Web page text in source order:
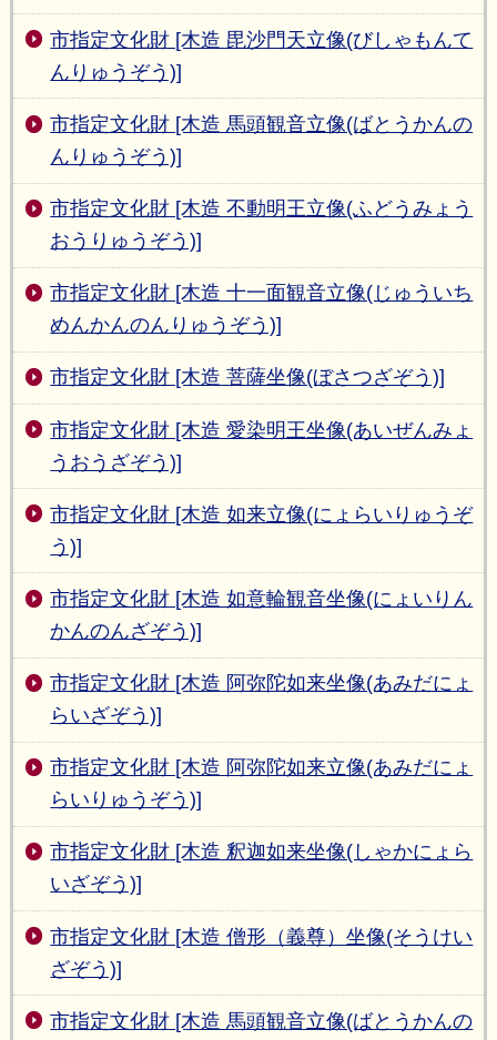
市指定文化財 [木造 毘沙門天立像(びしゃもんて
んりゅうぞう)]
市指定文化財 [木造 馬頭観音立像(ばとうかんの
んりゅうぞう)]
市指定文化財 [木造 不動明王立像(ふどうみょう
おうりゅうぞう)]
市指定文化財 [木造 十一面観音立像(じゅういち
めんかんのんりゅうぞう)]
市指定文化財 [木造 菩薩坐像(ぼさつざぞう)]
市指定文化財 [木造 愛染明王坐像(あいぜんみょ
うおうざぞう)]
市指定文化財 [木造 如来立像(にょらいりゅうぞ
う)]
市指定文化財 [木造 如意輪観音坐像(にょいりん
かんのんざぞう)]
市指定文化財 [木造 阿弥陀如来坐像(あみだにょ
らいざぞう)]
市指定文化財 [木造 阿弥陀如来立像(あみだにょ
らいりゅうぞう)]
市指定文化財 [木造 釈迦如来坐像(しゃかにょら
いざぞう)]
市指定文化財 [木造 僧形（義尊）坐像(そうけい
ざぞう)]
市指定文化財 [木造 馬頭観音立像(ばとうかんの